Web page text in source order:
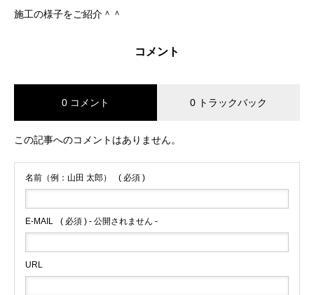
施工の様子をご紹介＾＾
コメント
0 コメント 0 トラックバック
この記事へのコメントはありません。
名前（例：山田 太郎） ( 必須 )
E-MAIL ( 必須 ) - 公開されません -
URL